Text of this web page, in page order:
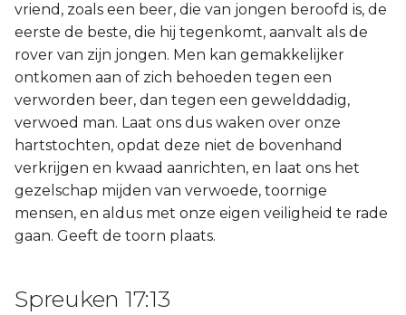
vriend, zoals een beer, die van jongen beroofd is, de
eerste de beste, die hij tegenkomt, aanvalt als de
rover van zijn jongen. Men kan gemakkelijker
ontkomen aan of zich behoeden tegen een
verworden beer, dan tegen een gewelddadig,
verwoed man. Laat ons dus waken over onze
hartstochten, opdat deze niet de bovenhand
verkrijgen en kwaad aanrichten, en laat ons het
gezelschap mijden van verwoede, toornige
mensen, en aldus met onze eigen veiligheid te rade
gaan. Geeft de toorn plaats.
Spreuken 17:13